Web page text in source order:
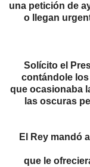
una petición de
o llegan
Solícito el
contándole
que ocasionaba
las oscuras
El Rey mandó
que le